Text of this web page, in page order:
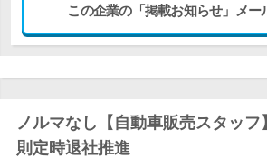
この企業の「掲載お知らせ」メー
ノルマなし【自動車販売スタッフ
則定時退社推進